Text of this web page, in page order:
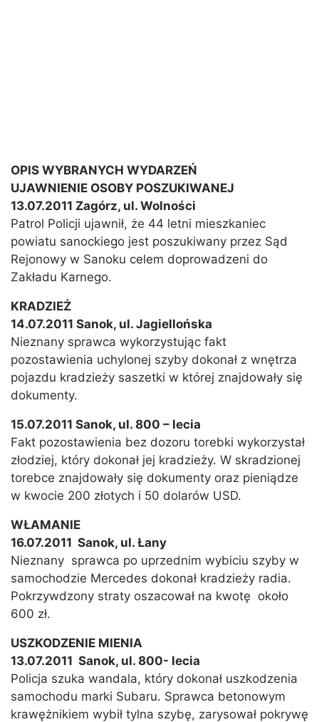
OPIS WYBRANYCH WYDARZEŃ
UJAWNIENIE OSOBY POSZUKIWANEJ
13.07.2011 Zagórz, ul. Wolności
Patrol Policji ujawnił, że 44 letni mieszkaniec
powiatu sanockiego jest poszukiwany przez Sąd
Rejonowy w Sanoku celem doprowadzeni do
Zakładu Karnego.
KRADZIEŻ
14.07.2011 Sanok, ul. Jagiellońska
Nieznany sprawca wykorzystując fakt
pozostawienia uchylonej szyby dokonał z wnętrza
pojazdu kradzieży saszetki w której znajdowały się
dokumenty.
15.07.2011 Sanok, ul. 800 – lecia
Fakt pozostawienia bez dozoru torebki wykorzystał
złodziej, który dokonał jej kradzieży. W skradzionej
torebce znajdowały się dokumenty oraz pieniądze
w kwocie 200 złotych i 50 dolarów USD.
WŁAMANIE
16.07.2011 Sanok, ul. Łany
Nieznany sprawca po uprzednim wybiciu szyby w
samochodzie Mercedes dokonał kradzieży radia.
Pokrzywdzony straty oszacował na kwotę około
600 zł.
USZKODZENIE MIENIA
13.07.2011 Sanok, ul. 800- lecia
Policja szuka wandala, który dokonał uszkodzenia
samochodu marki Subaru. Sprawca betonowym
krawężnikiem wybił tylna szybę, zarysował pokrywę